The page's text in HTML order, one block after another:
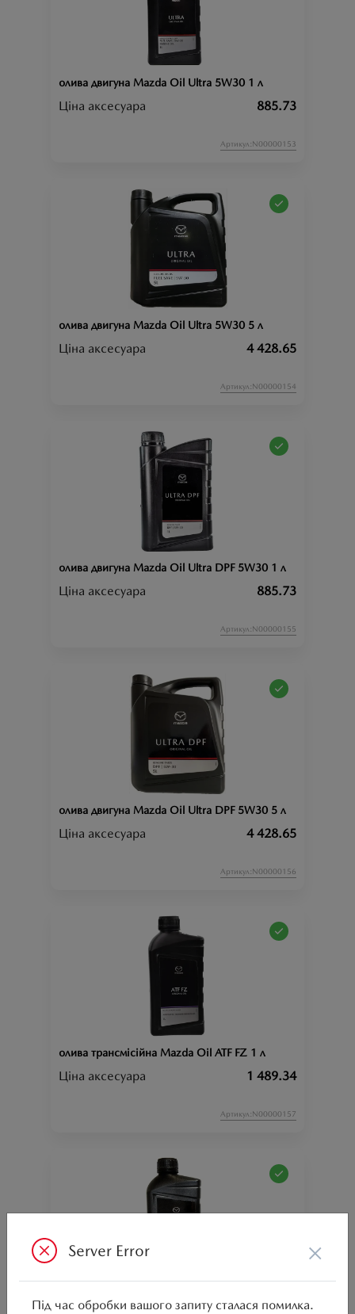
олива двигуна Mazda Oil Ultra 5W30 1 л
Ціна аксесуара 885.73
Артикул:N00000153
олива двигуна Mazda Oil Ultra 5W30 5 л
Ціна аксесуара 4 428.65
Артикул:N00000154
олива двигуна Mazda Oil Ultra DPF 5W30 1 л
Ціна аксесуара 885.73
Артикул:N00000155
олива двигуна Mazda Oil Ultra DPF 5W30 5 л
Ціна аксесуара 4 428.65
Артикул:N00000156
олива трансмісійна Mazda Oil ATF FZ 1 л
Ціна аксесуара 1 489.34
Артикул:N00000157
Server Error ×
Під час обробки вашого запиту сталася помилка.